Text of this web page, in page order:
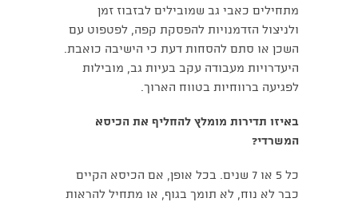
מתחילים כאבי גב שמובילים לבזבוז זמן
ולניצול הזדמנויות להפסקת קפה, לפטפוט עם
השכן או סתם להסחות דעת כי הישיבה כואבת.
היעדרויות מעבודה עקב בעיות גב, מובילות
לפגיעה ברווחיות בטווח הארוך.
באיזו תדירות מומלץ להחליף את הכיסא
המשרדי?
כל 5 או 7 שנים. בכל אופן, אם הכיסא הקיים
כבר לא נוח, לא תומך בגוף, או מתחיל להראות